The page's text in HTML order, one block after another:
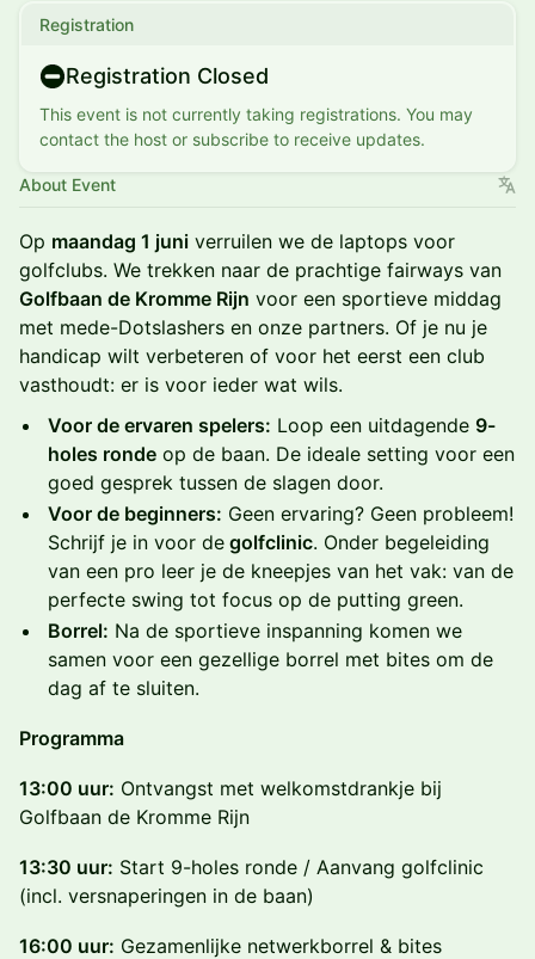
Registration
Registration Closed
This event is not currently taking registrations. You may
contact the host or subscribe to receive updates.
About Event
Op maandag 1 juni verruilen we de laptops voor
golfclubs. We trekken naar de prachtige fairways van
Golfbaan de Kromme Rijn voor een sportieve middag
met mede-Dotslashers en onze partners. Of je nu je
handicap wilt verbeteren of voor het eerst een club
vasthoudt: er is voor ieder wat wils.
Voor de ervaren spelers: Loop een uitdagende 9-
holes ronde op de baan. De ideale setting voor een
goed gesprek tussen de slagen door.
Voor de beginners: Geen ervaring? Geen probleem!
Schrijf je in voor de golfclinic. Onder begeleiding
van een pro leer je de kneepjes van het vak: van de
perfecte swing tot focus op de putting green.
Borrel: Na de sportieve inspanning komen we
samen voor een gezellige borrel met bites om de
dag af te sluiten.
Programma
13:00 uur: Ontvangst met welkomstdrankje bij
Golfbaan de Kromme Rijn
13:30 uur: Start 9-holes ronde / Aanvang golfclinic
(incl. versnaperingen in de baan)
16:00 uur: Gezamenlijke netwerkborrel & bites